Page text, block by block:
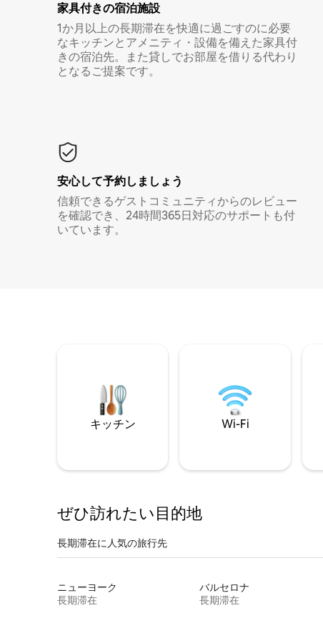
家具付き⁠の宿⁠泊⁠施⁠設
1か月以上の長期滞在を快適に過ごすのに必要
なキッチンとアメニティ・設備を備えた家具付
きの宿泊先。また貸しでお部屋を借りる代わり
となるご提案です。
安心して予約しましょう
信頼できるゲストコミュニティからのレビュー
を確認でき、24時間365日対応のサポートも付
いています。
キッチン Wi-Fi
ぜひ訪⁠れ⁠た⁠い目⁠的⁠地
長期滞在に人気の旅行先
ニューヨーク
長期滞在
バルセロナ
長期滞在